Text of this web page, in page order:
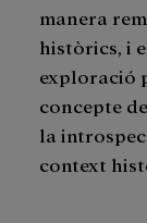
manera
històrics, i
exploració
concepte
la
context